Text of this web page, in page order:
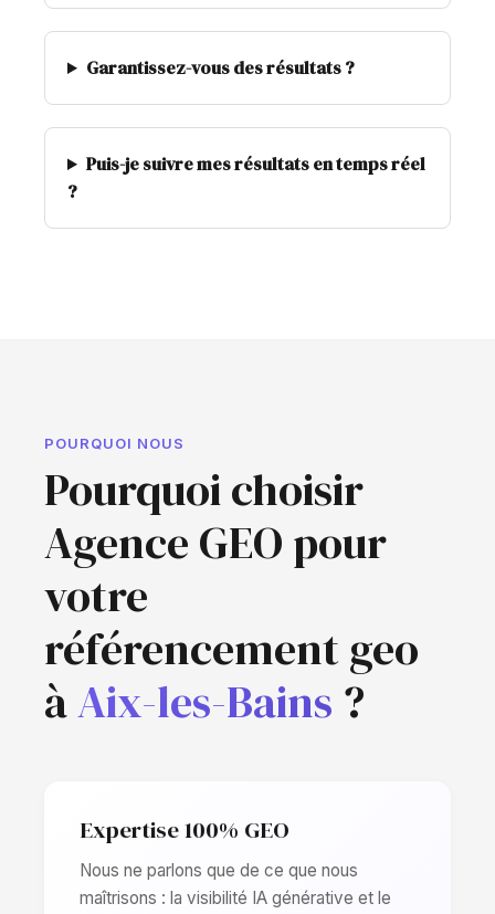
Garantissez-vous des résultats ?
Puis-je suivre mes résultats en temps réel
?
POURQUOI NOUS
Pourquoi choisir
Agence GEO pour
votre
référencement geo
àAix-les-Bains ?
Expertise 100% GEO
Nous ne parlons que de ce que nous
maîtrisons : la visibilité IA générative et le